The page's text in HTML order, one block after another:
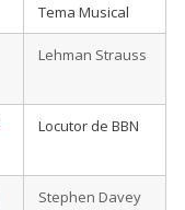
Tema Musical
Lehman Strauss
Locutor de BBN
Stephen Davey